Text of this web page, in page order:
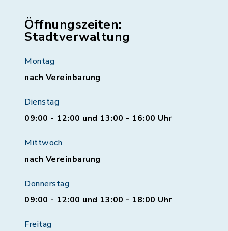
Öffnungszeiten:
Stadtverwaltung
Montag
nach Vereinbarung
Dienstag
09:00 - 12:00 und 13:00 - 16:00 Uhr
Mittwoch
nach Vereinbarung
Donnerstag
09:00 - 12:00 und 13:00 - 18:00 Uhr
Freitag